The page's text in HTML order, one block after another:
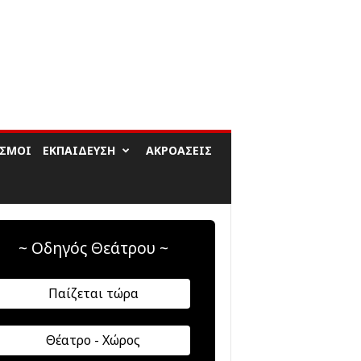
ΕΚΠΑΊΔΕΥΣΗ ΑΚΡΟΆΣΕΙΣ
~ Οδηγός Θεάτρου ~
Παίζεται τώρα
Θέατρο - Χώρος